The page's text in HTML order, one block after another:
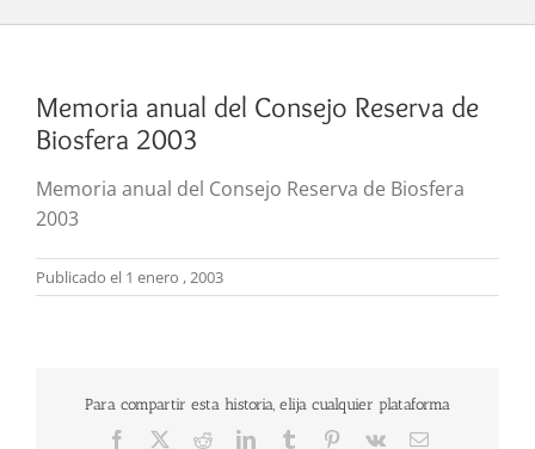
Memoria anual del Consejo Reserva de
Biosfera 2003
Memoria anual del Consejo Reserva de Biosfera
2003
Publicado el 1 enero , 2003
Para compartir esta historia, elija cualquier plataforma
Facebook RedditLinkedInTumblr Pinterest
Vk
Correo